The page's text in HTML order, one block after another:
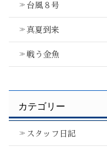
台風８号
真夏到来
戦う金魚
カテゴリー
スタッフ日記